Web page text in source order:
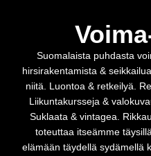
Suomalaista puhdasta
hirsirakentamista &
niitä. Luontoa & retkeilyä.
Liikuntakursseja &
Suklaata & vintagea.
toteuttaa itseämme
elämään täydellä sydämellä